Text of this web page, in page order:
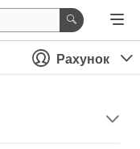
Рахунок